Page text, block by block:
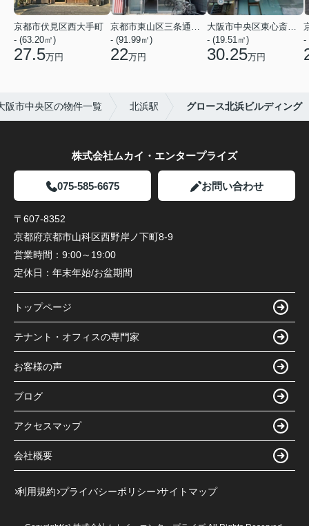
京都市伏見区西大手町
- (63.20㎡)
27.5万円
京都市東山区三条通北裏白川筋西入２丁目東姉小路町
- (91.99㎡)
22万円
大阪市中央区東心斎橋２丁目
- (19.51㎡)
30.25万円
-
阪市中央区の物件一覧 北浜駅 グロース北浜ビルディング
株式会社ムカイ・エンタープライズ
075-585-6675 お問い合わせ
〒607-8352
京都府京都市山科区西野岸ノ下町8-9
営業時間： 9:00～19:00
定休日： 年末年始/お盆期間
トップページ
テナント・オフィスの専門家
お客様の声
ブログ
アクセスマップ
会社概要
利用規約 プライバシーポリシー サイトマップ